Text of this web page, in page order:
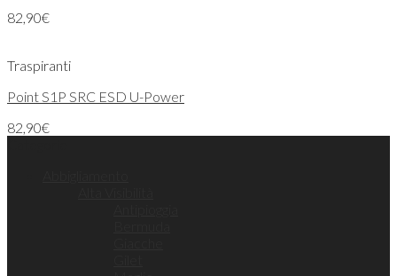
82,90€
Traspiranti
Point S1P SRC ESD U-Power
82,90€